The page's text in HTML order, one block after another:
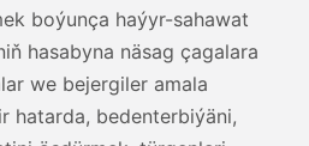
boýunça haýyr-sahawat
hasabyna näsag çagalara
we bejergiler amala
hatarda, bedenterbiýäni,